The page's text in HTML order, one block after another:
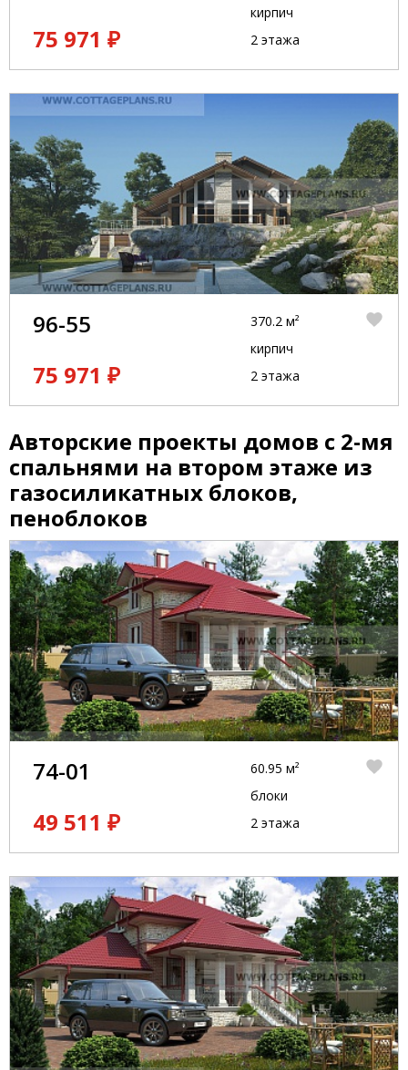
75 971 ₽
кирпич
2 этажа
96-55
75 971 ₽
370.2 м²
кирпич
2 этажа
Авторские проекты домов с 2-мя
спальнями на втором этаже из
газосиликатных блоков,
пеноблоков
74-01
49 511 ₽
60.95 м²
блоки
2 этажа